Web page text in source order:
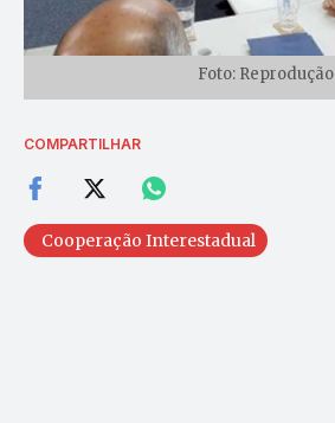
Foto: Reprodução
COMPARTILHAR
Cooperação Interestadual